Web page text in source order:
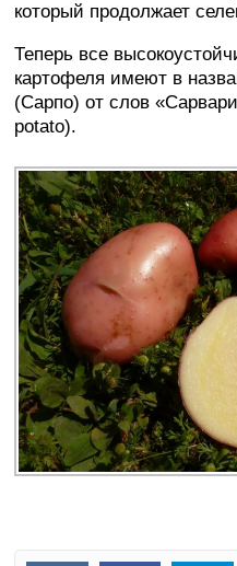
который продолжает
Теперь все
картофеля имеют в
(Сарпо) от слов
potato).